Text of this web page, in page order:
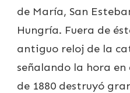
de María, San
Hungría. Fuera de
antiguo reloj de la
señalando la hora
de 1880 destruyó